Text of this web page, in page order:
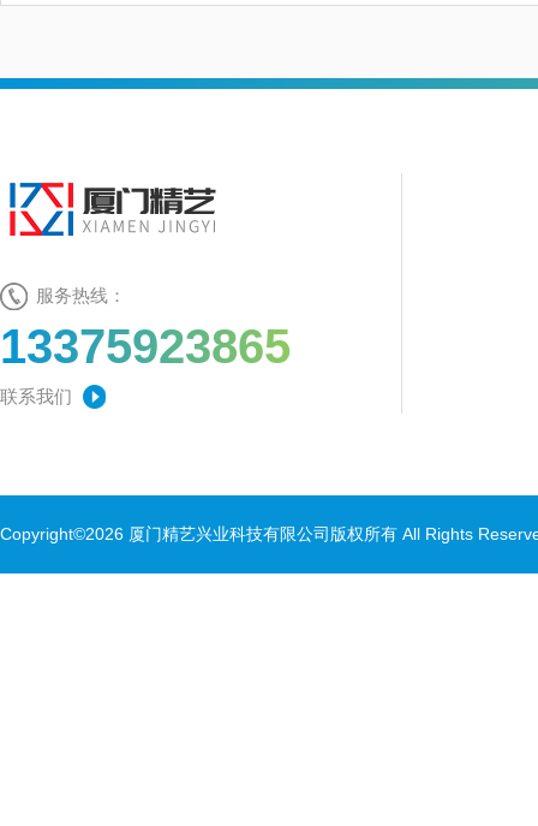
服务热线：
13375923865
联系我们
Copyright©2026 厦门精艺兴业科技有限公司版权所有 All Rights